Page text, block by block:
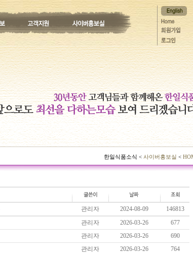
한일식품소식 < 사이버홍보실 <
관리자 2024-08-09
146813
관리자 2026-03-26
677
관리자 2026-03-26
690
관리자 2026-03-26
764